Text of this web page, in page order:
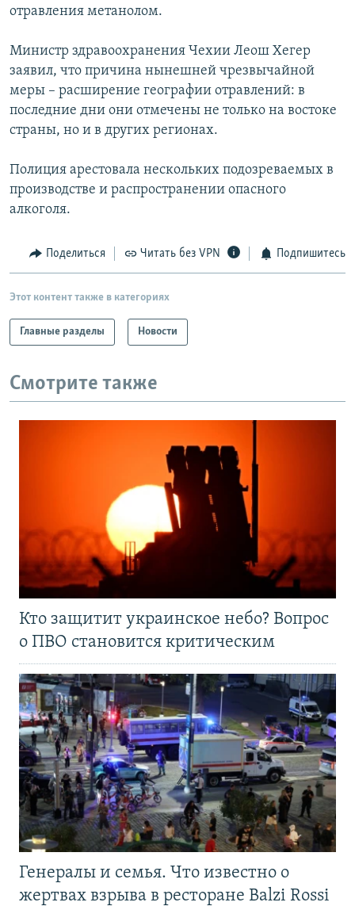
Все сайты РСЕ/РС
отравления метанолом.
Министр здравоохранения Чехии Леош Хегер
заявил, что причина нынешней чрезвычайной
меры – расширение географии отравлений: в
последние дни они отмечены не только на востоке
страны, но и в других регионах.
Полиция арестовала нескольких подозреваемых в
производстве и распространении опасного
алкоголя.
Поделиться Читать без VPN Подпишитесь
Этот контент также в категориях
Главные разделы Новости
Смотрите также
Кто защитит украинское небо? Вопрос
о ПВО становится критическим
Генералы и семья. Что известно о
жертвах взрыва в ресторане Balzi Rossi